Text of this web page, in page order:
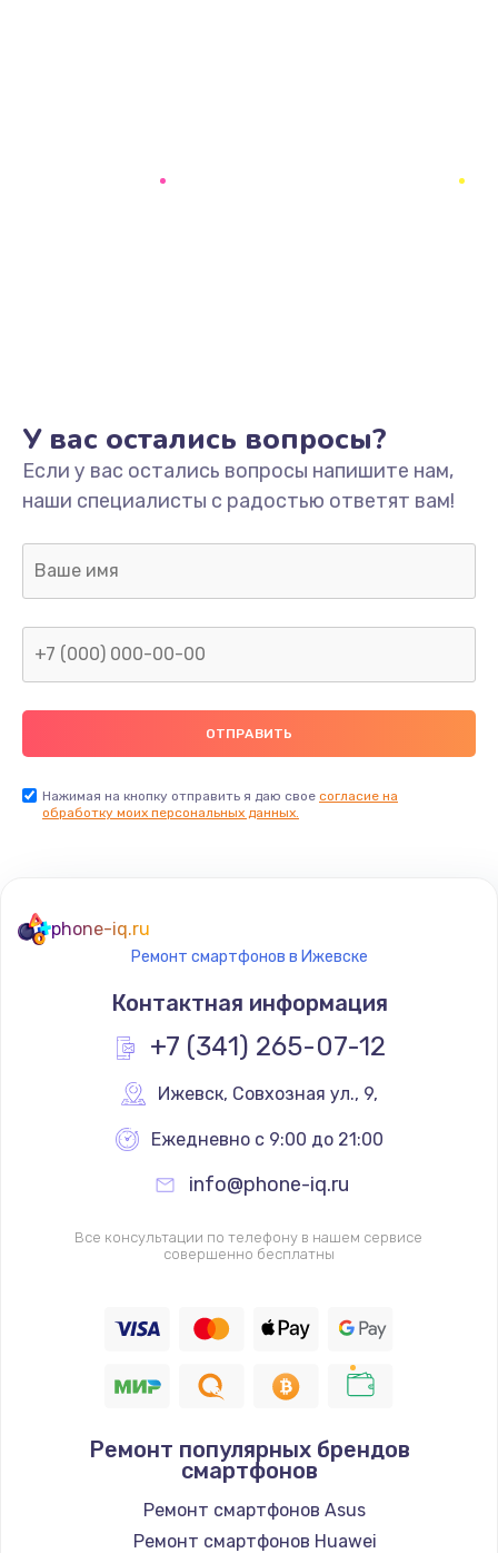
У вас остались вопросы?
Если у вас остались вопросы напишите нам,
наши специалисты с радостью ответят вам!
Нажимая на кнопку отправить я даю свое согласие на
обработку моих персональных данных.
phone-iq.ru
Ремонт смартфонов в Ижевске
Контактная информация
+7 (341) 265-07-12
Ижевск, Совхозная ул., 9,
Ежедневно с 9:00 до 21:00
info@phone-iq.ru
Все консультации по телефону в нашем сервисе
совершенно бесплатны
Ремонт популярных брендов
смартфонов
Ремонт смартфонов Asus
Ремонт смартфонов Huawei